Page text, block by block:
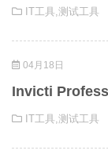
IT工具,测试工具
04月18日
Invicti
IT工具,测试工具